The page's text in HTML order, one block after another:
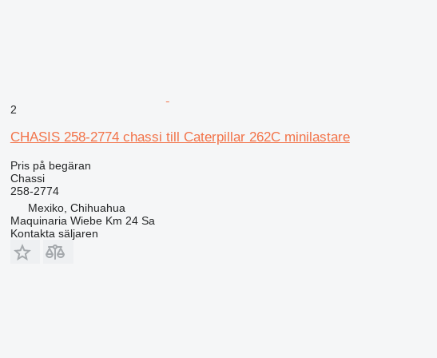
2
CHASIS 258-2774 chassi till Caterpillar 262C minilastare
Pris på begäran
Chassi
258-2774
Mexiko, Chihuahua
Maquinaria Wiebe Km 24 Sa
Kontakta säljaren